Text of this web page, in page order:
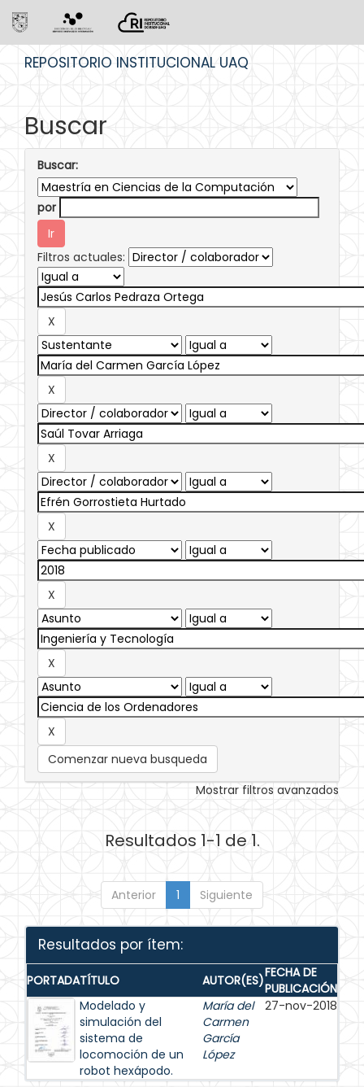
REPOSITORIO INSTITUCIONAL UAQ
Buscar
Buscar:
por
Filtros actuales:
Comenzar nueva busqueda
Mostrar filtros avanzados
Resultados 1-1 de 1.
Anterior 1 Siguiente
Resultados por ítem:
PORTADATÍTULO AUTOR(ES)FECHA DE
PUBLICACIÓN
Modelado y
simulación del
sistema de
locomoción de un
robot hexápodo.
María del
Carmen
García
López
27-nov-2018